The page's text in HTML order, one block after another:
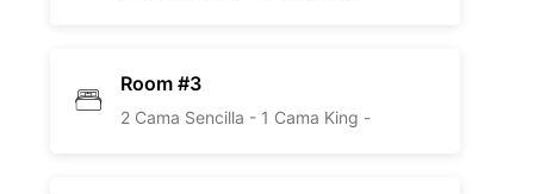
Room #3
2 Cama Sencilla - 1 Cama King -